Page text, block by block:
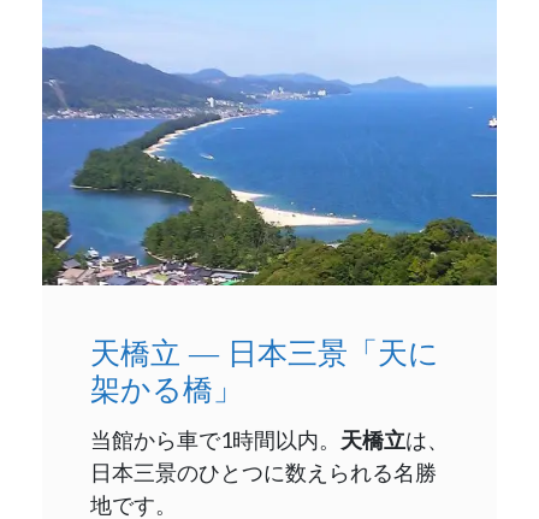
天橋立 ― 日本三景「天に
架かる橋」
当館から車で1時間以内。 天橋立は、
日本三景のひとつに数えられる名勝
地です。